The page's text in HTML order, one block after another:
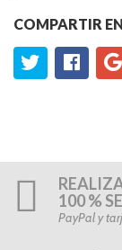
COMPARTIR
100 %
PayPal y